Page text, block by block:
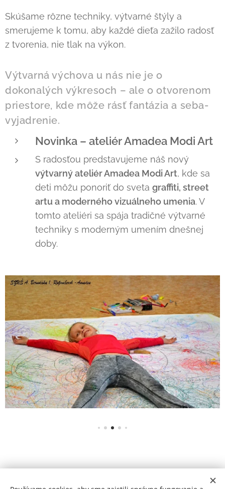
Skúšame rôzne techniky, výtvarné štýly a
smerujeme k tomu, aby každé dieťa zažilo radosť
z tvorenia, nie tlak na výkon.
Výtvarná výchova u nás nie je o
dokonalých výkresoch – ale o otvorenom
priestore, kde môže rásť fantázia a seba-
vyjadrenie.
Novinka – ateliér Amadea Modi Art
S radosťou predstavujeme náš nový
výtvarný ateliér Amadea Modi Art, kde sa
deti môžu ponoriť do sveta graffiti, street
artu a moderného vizuálneho umenia. V
tomto ateliéri sa spája tradičné výtvarné
techniky s moderným umením dnešnej
doby.